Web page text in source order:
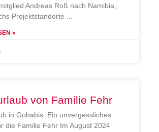
Andreas Roß nach Namibia,
Projektstandorte
»
von Familie Fehr
in Gobabis: Ein unvergessliches
die Familie Fehr Im August 2024